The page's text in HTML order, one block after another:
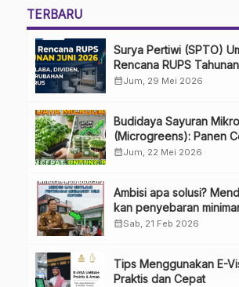
TERBARU
Surya Pertiwi (SPTO)
Rencana RUPS
Bahas Penggunaan
calendar_monthJum, 29 Mei 2026
Budidaya Sayuran Mikro
(Microgreens): Panen
Besar
calendar_monthJum, 22 Mei 2026
Ambisi apa solusi?
kan penyebaran
kopdes.
calendar_monthSab, 21 Feb 2026
Tips Menggunakan E-
Praktis dan Cepat